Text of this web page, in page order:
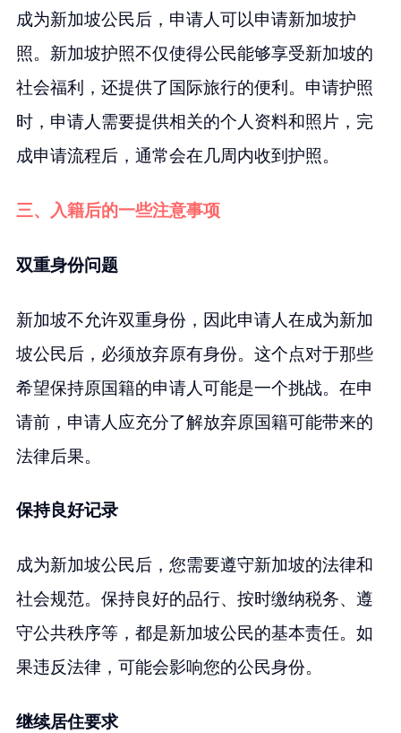
成为新加坡公民后，申请人可以申请新加坡护
照。新加坡护照不仅使得公民能够享受新加坡的
社会福利，还提供了国际旅行的便利。申请护照
时，申请人需要提供相关的个人资料和照片，完
成申请流程后，通常会在几周内收到护照。
三、入籍后的一些注意事项
双重身份问题
新加坡不允许双重身份，因此申请人在成为新加
坡公民后，必须放弃原有身份。这个点对于那些
希望保持原国籍的申请人可能是一个挑战。在申
请前，申请人应充分了解放弃原国籍可能带来的
法律后果。
保持良好记录
成为新加坡公民后，您需要遵守新加坡的法律和
社会规范。保持良好的品行、按时缴纳税务、遵
守公共秩序等，都是新加坡公民的基本责任。如
果违反法律，可能会影响您的公民身份。
继续居住要求